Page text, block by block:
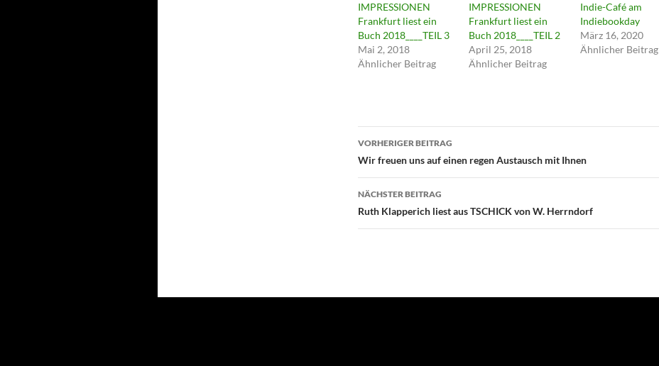
IMPRESSIONEN
Frankfurt liest ein
Buch 2018____TEIL 3
Mai 2, 2018
Ähnlicher Beitrag
IMPRESSIONEN
Frankfurt liest ein
Buch 2018____TEIL 2
April 25, 2018
Ähnlicher Beitrag
Indie-Café am
Indiebookday
März 16, 2020
Ähnlicher Beitrag
Beitragsnavigation
VORHERIGER BEITRAG
Wir freuen uns auf einen regen Austausch mit Ihnen
NÄCHSTER BEITRAG
Ruth Klapperich liest aus TSCHICK von W. Herrndorf